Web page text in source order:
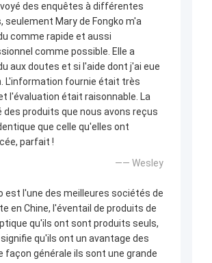
des enquêtes à différentes
seulement Mary de Fongko m'a
comme rapide et aussi
comme possible. Elle a
aux doutes et si l'aide dont j'ai eue
L'information fournie était très
l'évaluation était raisonnable. La
des produits que nous avons reçus
que celle qu'elles ont
parfait !
—— Wesley
est l'une des meilleures sociétés de
en Chine, l'éventail de produits de
qu'ils ont sont produits seuls,
qu'ils ont un avantage des
façon générale ils sont une grande